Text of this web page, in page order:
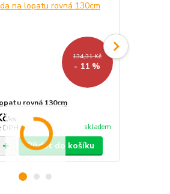
134,31 Kč
- 11 %
rovná 130cm
/ks
DPH skladem
Přidat do košíku